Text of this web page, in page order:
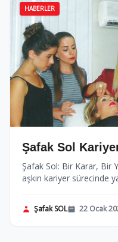
HABERLER
Şafak Sol
Şafak Sol: Bir Karar, Bir
aşkın kariyer sürecinde
Şafak SOL 22 Ocak